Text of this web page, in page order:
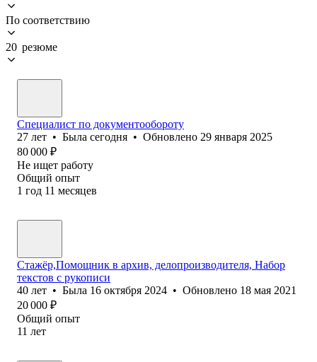
По соответствию
20 резюме
Специалист по документообороту
27 лет • Была сегодня • Обновлено 29 января 2025
80 000 ₽
Не ищет работу
Общий опыт
1 год 11 месяцев
Стажёр,Помощник в архив, делопроизводителя, Набор
текстов с рукописи
40 лет • Была 16 октября 2024 • Обновлено 18 мая 2021
20 000 ₽
Общий опыт
11 лет